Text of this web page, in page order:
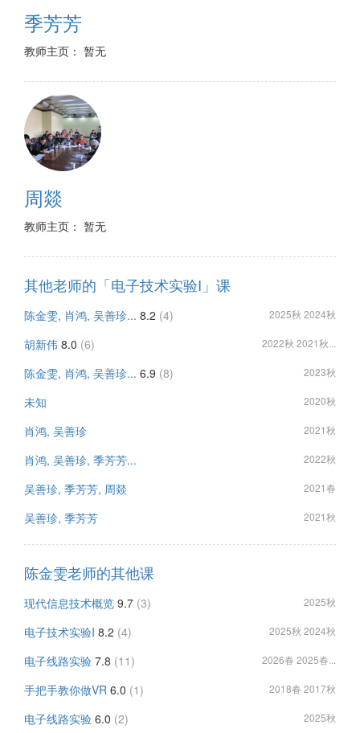
季芳芳
教师主页： 暂无
周燚
教师主页： 暂无
其他老师的「电子技术实验I」课
陈金雯, 肖鸿, 吴善珍... 8.2 (4) 2025秋 2024秋
胡新伟 8.0 (6) 2022秋 2021秋...
陈金雯, 肖鸿, 吴善珍... 6.9 (8) 2023秋
未知 2020秋
肖鸿, 吴善珍 2021秋
肖鸿, 吴善珍, 季芳芳... 2022秋
吴善珍, 季芳芳, 周燚 2021春
吴善珍, 季芳芳 2021秋
陈金雯老师的其他课
现代信息技术概览 9.7 (3) 2025秋
电子技术实验I 8.2 (4) 2025秋 2024秋
电子线路实验 7.8 (11) 2026春 2025春...
手把手教你做VR 6.0 (1) 2018春 2017秋
电子线路实验 6.0 (2) 2025秋